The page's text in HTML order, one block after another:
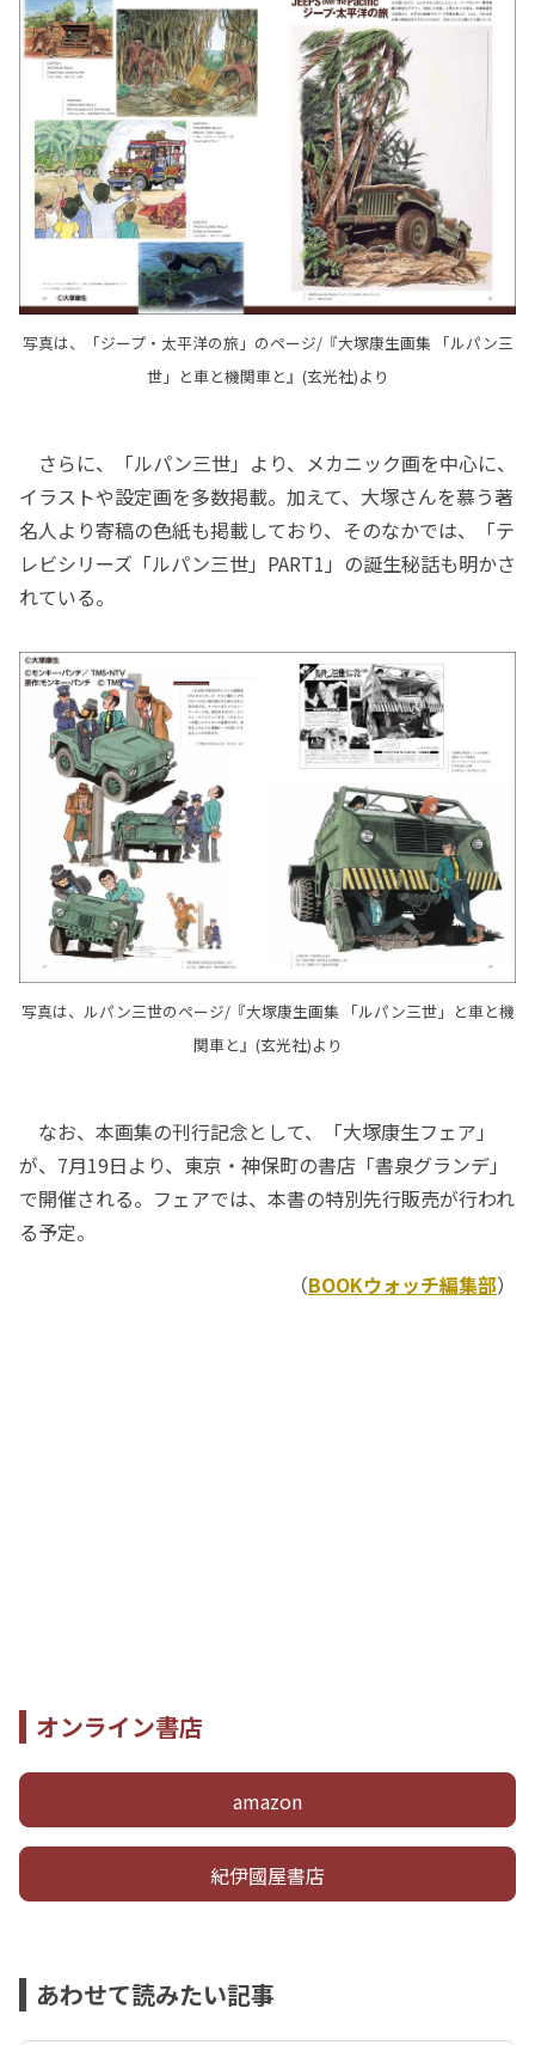
写真は、「ジープ・太平洋の旅」のページ/『大塚康生画集 「ルパン三
世」と車と機関車と』(玄光社)より
さらに、「ルパン三世」より、メカニック画を中心に、
イラストや設定画を多数掲載。加えて、大塚さんを慕う著
名人より寄稿の色紙も掲載しており、そのなかでは、「テ
レビシリーズ「ルパン三世」PART1」の誕生秘話も明かさ
れている。
写真は、ルパン三世のページ/『大塚康生画集 「ルパン三世」と車と機
関車と』(玄光社)より
なお、本画集の刊行記念として、「大塚康生フェア」
が、7月19日より、東京・神保町の書店「書泉グランデ」
で開催される。フェアでは、本書の特別先行販売が行われ
る予定。
（BOOKウォッチ編集部）
オンライン書店
amazon
紀伊國屋書店
あわせて読みたい記事